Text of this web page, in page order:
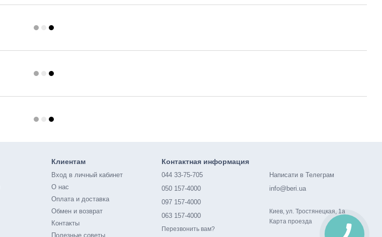
Клиентам
Вход в личный кабинет
О нас
Оплата и доставка
Обмен и возврат
Контакты
Полезные советы
Контактная информация
044 33-75-705
050 157-4000
097 157-4000
063 157-4000
Перезвонить вам?
Написати в Телеграм
info@beri.ua
Киев, ул. Тростянецкая, 1а
Карта проезда